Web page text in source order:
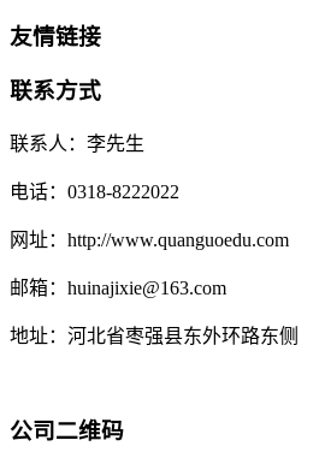
友情链接
联系方式
联系人：李先生
电话：0318-8222022
网址：http://www.quanguoedu.com
邮箱：huinajixie@163.com
地址：河北省枣强县东外环路东侧
公司二维码